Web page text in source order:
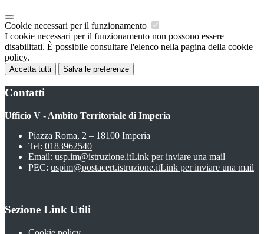
Cookie necessari per il funzionamento
I cookie necessari per il funzionamento non possono essere
disabilitati. È possibile consultare l'elenco nella pagina della cookie
policy.
Accetta tutti Salva le preferenze
Contatti
Ufficio V - Ambito Territoriale di Imperia
Piazza Roma, 2 – 18100 Imperia
Tel: 0183962540
Email: usp.im@istruzione.itLink per inviare una mail
PEC: uspim@postacert.istruzione.itLink per inviare una mail
Sezione Link Utili